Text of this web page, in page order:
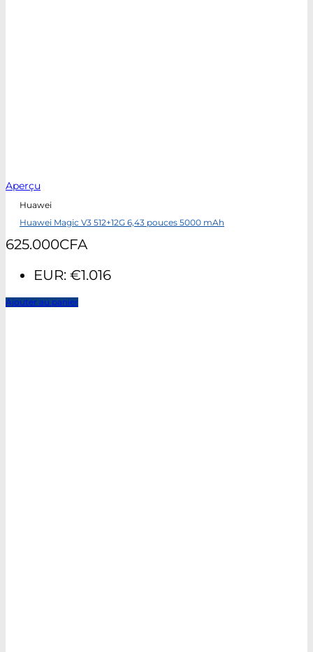
Aperçu
Huawei
Huawei Magic V3 512+12G 6,43 pouces 5000 mAh
625.000CFA
EUR: €1.016
Ajouter au panier